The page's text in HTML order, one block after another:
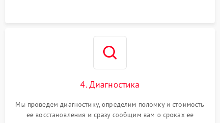
4. Диагностика
Мы проведем диагностику, определим поломку и стоимость
ее восстановления и сразу сообщим вам о сроках ее